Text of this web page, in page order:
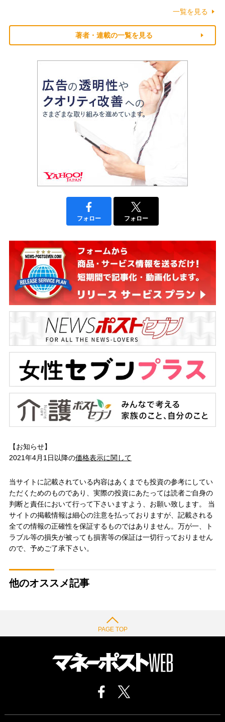
一覧を見る
著者・連載の一覧を見る
フォロー フォロー
【お知らせ】
2021年4月1日以降の価格表示に関して
当サイトに記載されている内容はあくまでも投資の参考にしてい
ただくためのものであり、実際の投資にあたっては読者ご自身の
判断と責任において行って下さいますよう、お願い致します。 当
サイトの掲載情報は細心の注意を払っておりますが、記載される
全ての情報の正確性を保証するものではありません。万が一、ト
ラブル等の損失が被っても損害等の保証は一切行っておりません
ので、予めご了承下さい。
他のオススメ記事
PAGE TOP